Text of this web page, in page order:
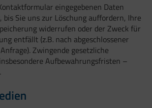
eingegebenen Daten
bis Sie uns zur Löschung auffordern, Ihre
widerrufen oder der Zweck für
entfällt (z.B. nach abgeschlossener
Zwingende gesetzliche
Aufbewahrungsfristen –